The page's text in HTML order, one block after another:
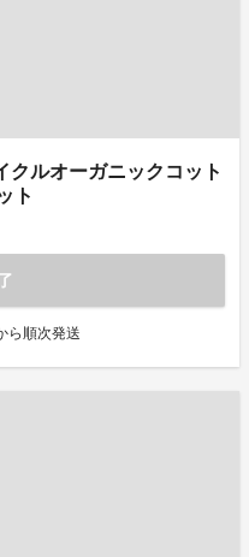
クルオーガニックコット
ト
ら順次発送